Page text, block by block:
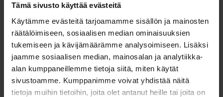
Tämä sivusto käyttää evästeitä
Käytämme evästeitä tarjoamamme sisällön ja mainosten
räätälöimiseen, sosiaalisen median ominaisuuksien
tukemiseen ja kävijämäärämme analysoimiseen. Lisäksi
jaamme sosiaalisen median, mainosalan ja analytiikka-
alan kumppaneillemme tietoja siitä, miten käytät
sivustoamme. Kumppanimme voivat yhdistää näitä
tietoja muihin tietoihin, joita olet antanut heille tai joita on
Apua radiolähetysten vastaanottoon ja
kuuluvuuteen liittyvissä asioissa saa Digitan
kuluttajapalvelusta Digita Infosta
sähköpostitseinfo@digita.fija puhelimitse
maanantaista perjantaihin klo 8-16 välisenä
aikana numerossa 020 411 7676.